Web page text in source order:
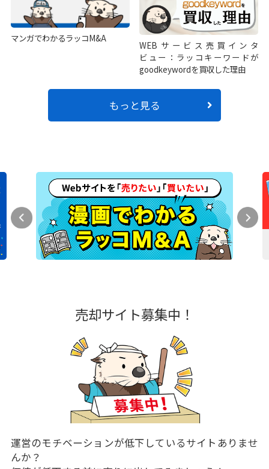
マンガでわかるラッコM&A
WEBサービス売買インタ
ビュー：ラッコキーワードが
goodkeywordを買収した理由
もっと見る
売却サイト募集中！
運営のモチベーションが低下しているサイトありませ
んか？